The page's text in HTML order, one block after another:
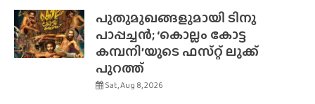
പുതുമുഖങ്ങളുമായി ടിനു
പാപ്പച്ചൻ; ‘കൊല്ലം കോട്ട
കമ്പനി’യുടെ ഫസ്‌റ്റ് ലുക്ക്
പുറത്ത്
Sat, Aug 8, 2026